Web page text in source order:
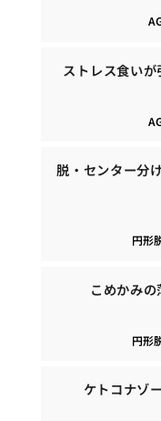
ストレス食い
脱・センター分
円形
こめかみ
円形
ケトコナゾ